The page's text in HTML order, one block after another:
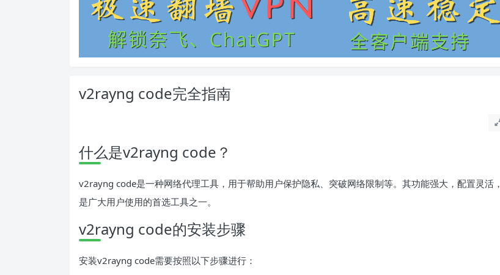
v2rayng code完全指南
什么是v2rayng code？
v2rayng code是一种网络代理工具，用于帮助用户保护隐私、突破网络限制等。其功能强大，配置灵活，
是广大用户使用的首选工具之一。
v2rayng code的安装步骤
安装v2rayng code需要按照以下步骤进行：